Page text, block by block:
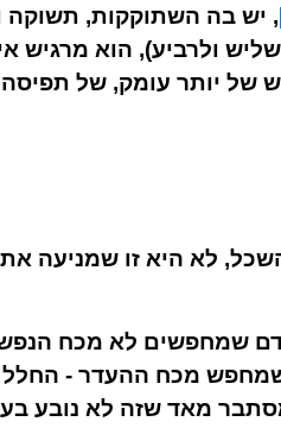
, יש בה השתוקקות, תשוקה
ולרביע), הוא מרגיש
של יותר עומק, של
לא היא זו שמניעה
שמחפשים לא מכח
מכח ההעדר - החלל
מאד שזה לא נובע